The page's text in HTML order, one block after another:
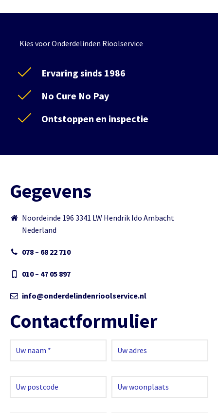
Kies voor Onderdelinden Rioolservice
Ervaring sinds 1986
No Cure No Pay
Ontstoppen en inspectie
Gegevens
Noordeinde 196 3341 LW Hendrik Ido Ambacht
Nederland
078 – 68 22 710
010 – 47 05 897
info@onderdelindenrioolservice.nl
Contactformulier